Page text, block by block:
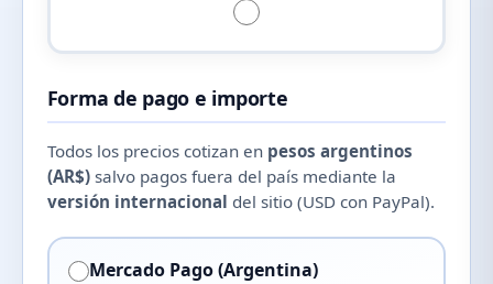
Forma de pago e importe
Todos los precios cotizan en pesos argentinos
(AR$)salvo pagos fuera del país mediante la
versión internacional del sitio (USD con PayPal).
Mercado Pago (Argentina)